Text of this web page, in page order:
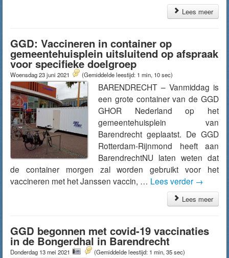
Lees meer
GGD: Vaccineren in container op
gemeentehuisplein uitsluitend op afspraak
voor specifieke doelgroep
Woensdag 23 juni 2021 (Gemiddelde leestijd: 1 min, 10 sec)
BARENDRECHT – Vanmiddag is
een grote container van de GGD
GHOR Nederland op het
gemeentehuisplein van
Barendrecht geplaatst. De GGD
Rotterdam-Rijnmond heeft aan
BarendrechtNU laten weten dat
de container morgen zal worden gebruikt voor het
vaccineren met het Janssen vaccin, … Lees verder →
Lees meer
GGD begonnen met covid-19 vaccinaties
in de Bongerdhal in Barendrecht
Donderdag 13 mei 2021 (Gemiddelde leestijd: 1 min, 35 sec)